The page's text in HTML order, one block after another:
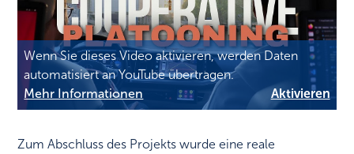
Wenn Sie dieses Video aktivieren, werden Daten
automatisiert an YouTube übertragen.
Mehr Informationen
Aktivieren
Zum Abschluss des Projekts wurde eine reale